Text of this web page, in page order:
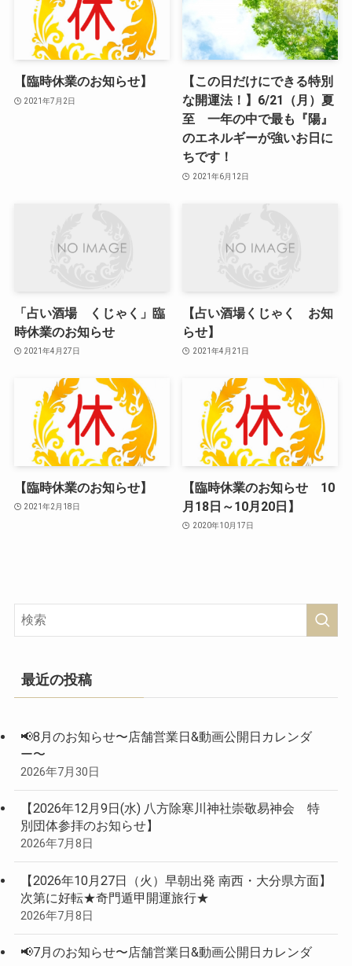
【臨時休業のお知らせ】
2021年7月2日
【この日だけにできる特別
な開運法！】6/21（月）夏
至 一年の中で最も『陽』
のエネルギーが強いお日に
ちです！
2021年6月12日
「占い酒場 くじゃく」臨
時休業のお知らせ
2021年4月27日
【占い酒場くじゃく お知
らせ】
2021年4月21日
【臨時休業のお知らせ】
2021年2月18日
【臨時休業のお知らせ 10
月18日～10月20日】
2020年10月17日
最近の投稿
📢8月のお知らせ〜店舗営業日&動画公開日カレンダ
ー〜
2026年7月30日
【2026年12月9日(水) 八方除寒川神社崇敬易神会 特
別団体参拝のお知らせ】
2026年7月8日
【2026年10月27日（火）早朝出発 南西・大分県方面】
次第に好転★奇門遁甲開運旅行★
2026年7月8日
📢7月のお知らせ〜店舗営業日&動画公開日カレンダ